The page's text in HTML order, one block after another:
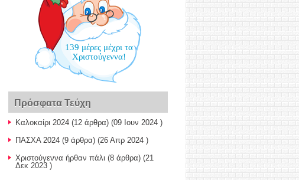
139 μέρες μέχρι τα
Χριστούγεννα!
Πρόσφατα Τεύχη
Καλοκαίρι 2024 (12 άρθρα) (09 Ιουν 2024 )
ΠΑΣΧΑ 2024 (9 άρθρα) (26 Απρ 2024 )
Χριστούγεννα ήρθαν πάλι (8 άρθρα) (21
Δεκ 2023 )